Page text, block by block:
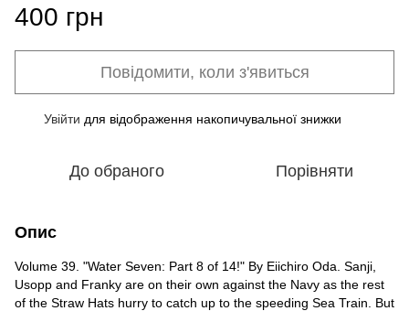
400 грн
Повідомити, коли з'явиться
Увійти для відображення накопичувальної знижки
До обраного Порівняти
Опис
Volume 39. "Water Seven: Part 8 of 14!" By Eiichiro Oda. Sanji,
Usopp and Franky are on their own against the Navy as the rest
of the Straw Hats hurry to catch up to the speeding Sea Train. But